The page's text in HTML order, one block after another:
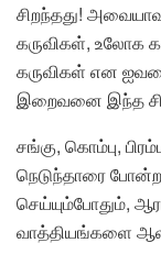
சிறந்தது!
கருவிகள், உலோக
கருவிகள் என
இறைவனை இந்த சிவ
சங்கு, கொம்பு,
நெடுந்தாரை
செய்யும்போதும்,
வாத்தியங்களை